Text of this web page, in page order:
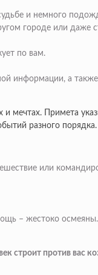
и немного
городе или даже
по вам.
информации, а
мечтах. Примета
разного порядка.
или
– жестоко осмеяны.
строит против